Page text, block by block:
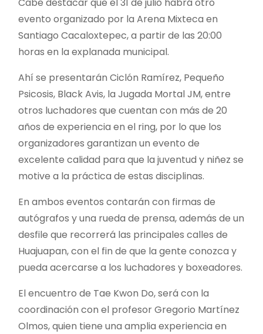
evento organizado por la Arena Mixteca en
Santiago Cacaloxtepec, a partir de las 20:00
horas en la explanada municipal.
Ahí se presentarán Ciclón Ramírez, Pequeño
Psicosis, Black Avis, la Jugada Mortal JM, entre
otros luchadores que cuentan con más de 20
años de experiencia en el ring, por lo que los
organizadores garantizan un evento de
excelente calidad para que la juventud y niñez se
motive a la práctica de estas disciplinas.
En ambos eventos contarán con firmas de
autógrafos y una rueda de prensa, además de un
desfile que recorrerá las principales calles de
Huajuapan, con el fin de que la gente conozca y
pueda acercarse a los luchadores y boxeadores.
El encuentro de Tae Kwon Do, será con la
coordinación con el profesor Gregorio Martínez
Olmos, quien tiene una amplia experiencia en